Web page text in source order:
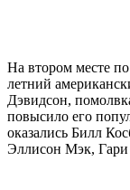
На втором месте
летний
Дэвидсон,
повысило его
оказались Билл
Эллисон Мэк, Гари